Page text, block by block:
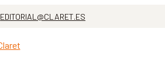
EDITORIAL@CLARET.ES